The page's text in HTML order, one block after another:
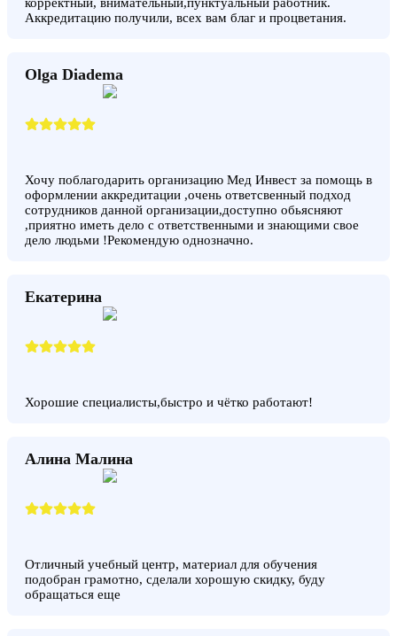
Аккредитацию получили, всех вам благ и процветания.
Olga Diadema
Хочу поблагодарить организацию Мед Инвест за помощь в
оформлении аккредитации ,очень ответсвенный подход
сотрудников данной организации,доступно обьясняют
,приятно иметь дело с ответственными и знающими свое
дело людьми !Рекомендую однозначно.
Екатерина
Хорошие специалисты,быстро и чётко работают!
Алина Малина
Отличный учебный центр, материал для обучения
подобран грамотно, сделали хорошую скидку, буду
обращаться еще